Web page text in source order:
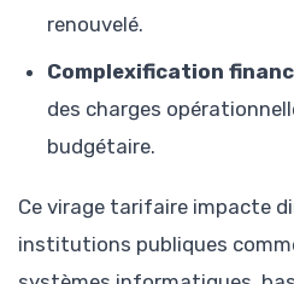
renouvelé.
Complexification
des charges
budgétaire.
Ce virage tarifaire impacte
institutions publiques